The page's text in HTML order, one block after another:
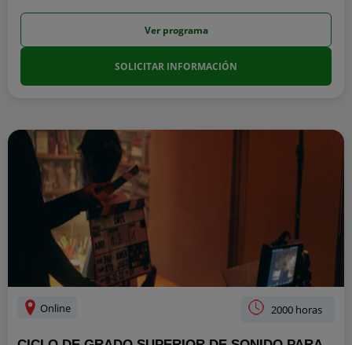
Ver programa
SOLICITAR INFORMACIÓN
Online 2000 horas